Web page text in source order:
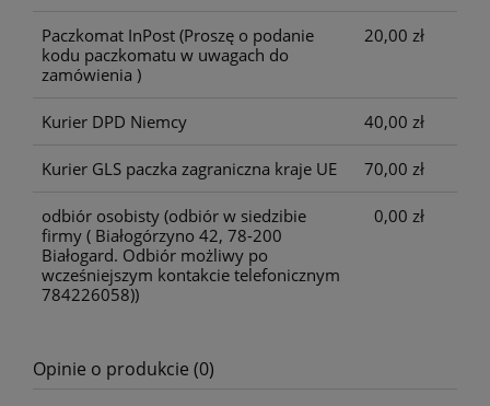
Paczkomat InPost(Proszę o podanie
kodu paczkomatu w uwagach do
zamówienia )
20,00 zł
Kurier DPD Niemcy 40,00 zł
Kurier GLS paczka zagraniczna kraje UE 70,00 zł
odbiór osobisty(odbiór w siedzibie
firmy ( Białogórzyno 42, 78-200
Białogard. Odbiór możliwy po
wcześniejszym kontakcie telefonicznym
784226058))
0,00 zł
Opinie o produkcie (0)